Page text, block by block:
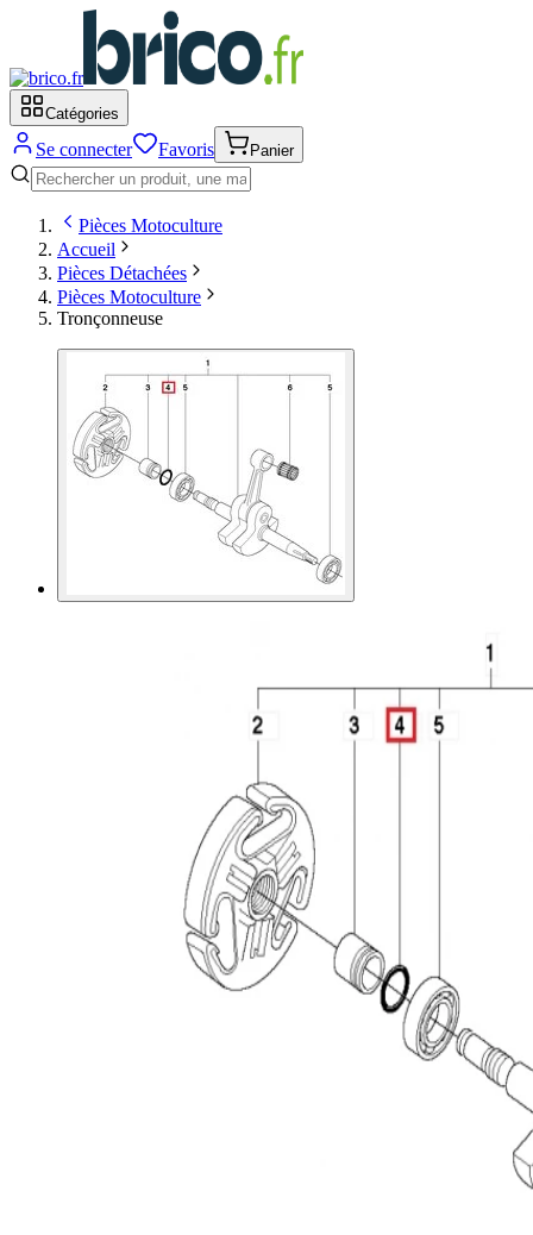
Catégories
Se connecter Favoris Panier
Pièces Motoculture
Accueil
Pièces Détachées
Pièces Motoculture
Tronçonneuse